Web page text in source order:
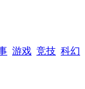
游戏 竞技 科幻